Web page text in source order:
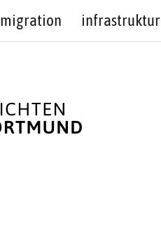
migration infrastruktur